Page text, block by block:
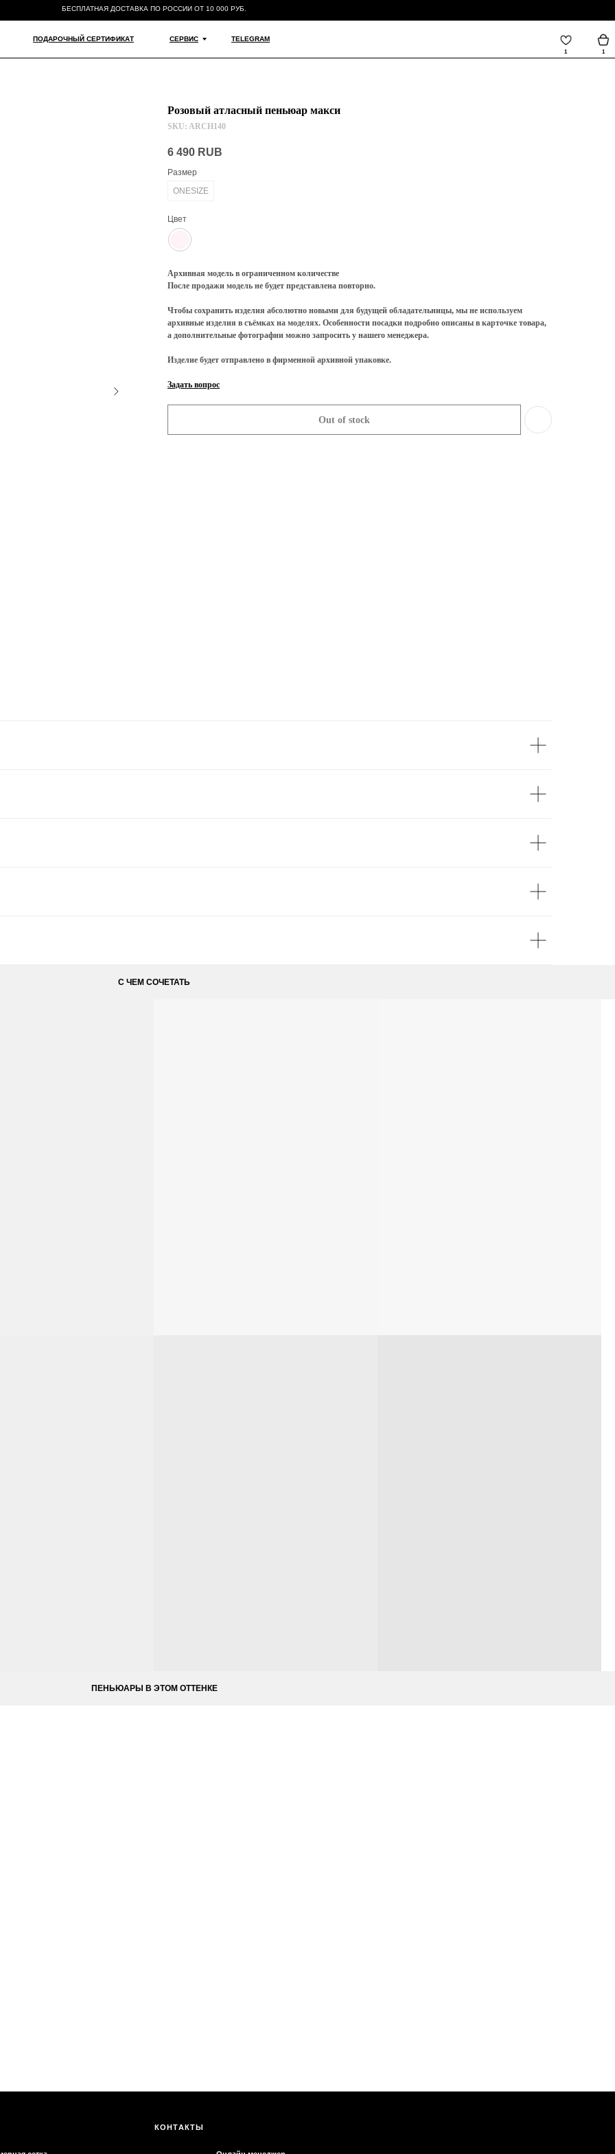
СЕРВИС TELEGRAM
ПОДАРОЧНЫЙ СЕРТИФИКАТ
БЕСПЛАТНАЯ ДОСТАВКА ПО РОССИИ ОТ 10 000 РУБ.
1
1
Розовый атласный пеньюар макси
SKU: ARCH140
6 490 RUB
Размер
ONESIZE
Цвет
Архивная модель в ограниченном количестве
После продажи модель не будет представлена повторно.
Чтобы сохранить изделия абсолютно новыми для будущей обладательницы, мы не используем
архивные изделия в съёмках на моделях. Особенности посадки подробно описаны в карточке товара,
а дополнительные фотографии можно запросить у нашего менеджера.
Изделие будет отправлено в фирменной архивной упаковке.
Задать вопрос
Out of stock
С ЧЕМ СОЧЕТАТЬ
ПЕНЬЮАРЫ В ЭТОМ ОТТЕНКЕ